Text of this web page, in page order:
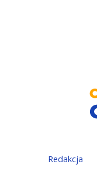
Redakcja